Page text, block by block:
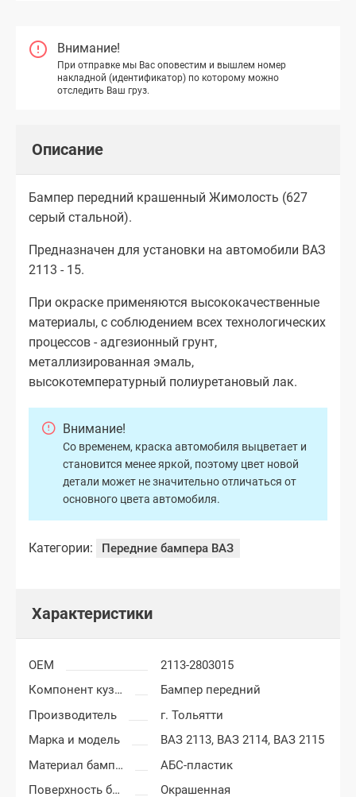
Внимание!
При отправке мы Вас оповестим и вышлем номер
накладной (идентификатор) по которому можно
отследить Ваш груз.
Описание
Бампер передний крашенный Жимолость (627
серый стальной).
Предназначен для установки на автомобили ВАЗ
2113 - 15.
При окраске применяются высококачественные
материалы, с соблюдением всех технологических
процессов - адгезионный грунт,
металлизированная эмаль,
высокотемпературный полиуретановый лак.
Внимание!
Со временем, краска автомобиля выцветает и
становится менее яркой, поэтому цвет новой
детали может не значительно отличаться от
основного цвета автомобиля.
Категории: Передние бампера ВАЗ
Характеристики
OEM
2113-2803015
Компонент кузова
Бампер передний
Производитель
г. Тольятти
Марка и модель
ВАЗ 2113, ВАЗ 2114, ВАЗ 2115
Материал бампера
АБС-пластик
Поверхность бампера
Окрашенная